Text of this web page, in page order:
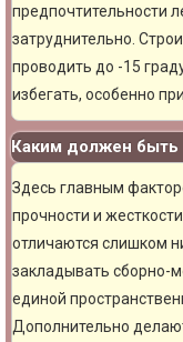
предпочтительности
затруднительно.
проводить до -15
избегать, особенно
Каким должен быть
Здесь главным
прочности и
отличаются слишком
закладывать сборно-
единой
Дополнительно